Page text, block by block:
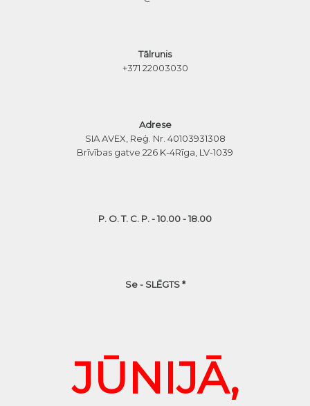
Tālrunis
+371 22003030
Adrese
SIA AVEX, Reģ. Nr. 40103931308
Brīvības gatve 226 K-4Rīga, LV-1039
P. O. T. C. P. - 10.00 - 18.00
Se - SLĒGTS *
JŪNIJĀ,